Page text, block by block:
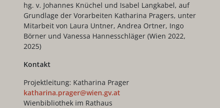
hg. v. Johannes Knüchel und Isabel Langkabel, auf
Grundlage der Vorarbeiten Katharina Pragers, unter
Mitarbeit von Laura Untner, Andrea Ortner, Ingo
Börner und Vanessa Hannesschläger (Wien 2022,
2025)
Kontakt
Projektleitung: Katharina Prager
katharina.prager@wien.gv.at
Wienbibliothek im Rathaus